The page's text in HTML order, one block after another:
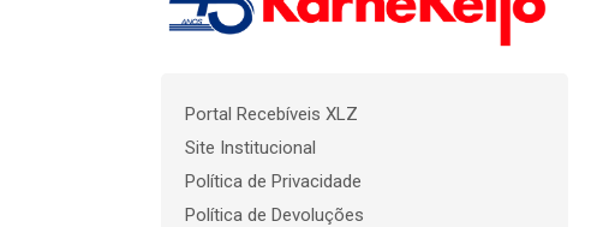
Portal Recebíveis XLZ
Site Institucional
Política de Privacidade
Política de Devoluções